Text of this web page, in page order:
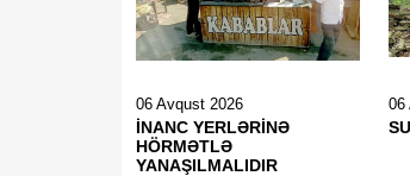
06 Avqust 2026
İNANC YERLƏRİNƏ
HÖRMƏTLƏ
YANAŞILMALIDIR
06